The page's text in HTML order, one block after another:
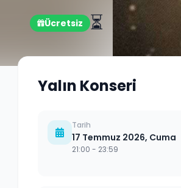
Ücretsiz ⏳
Yalın Konseri
Tarih
17 Temmuz 2026, Cuma
21:00 - 23:59